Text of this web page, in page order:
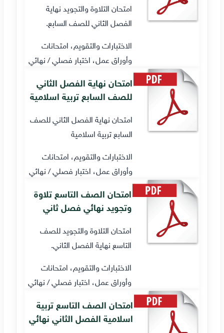
امتحان التلاوة والتجويد نهاية
الفصل الثاني للصف السابع.
الاختبارات والتقويم، امتحانات
وأوراق عمل، اختبار فصلي / نهائي
امتحان نهاية الفصل الثاني
للصف السابع تربية اسلامية
امتحان نهاية الفصل الثاني للصف
السابع تربية اسلامية
الاختبارات والتقويم، امتحانات
وأوراق عمل، اختبار فصلي / نهائي
امتحان الصف التاسع تلاوة
وتجويد نهائي فصل ثاني
امتحان التلاوة والتجويد للصف
التاسع نهاية الفصل الثاني.
الاختبارات والتقويم، امتحانات
وأوراق عمل، اختبار فصلي / نهائي
امتحان الصف التاسع تربية
اسلامية الفصل الثاني نهائي